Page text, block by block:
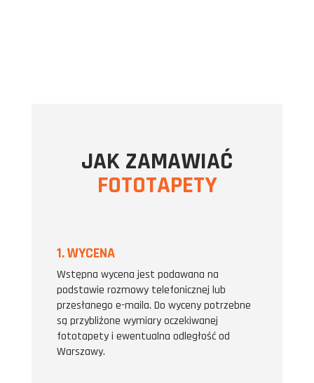
JAK ZAMAWIAĆ
FOTOTAPETY
1. WYCENA
Wstępna wycena jest podawana na
podstawie rozmowy telefonicznej lub
przesłanego e-maila. Do wyceny potrzebne
są przybliżone wymiary oczekiwanej
fototapety i ewentualna odległość od
Warszawy.